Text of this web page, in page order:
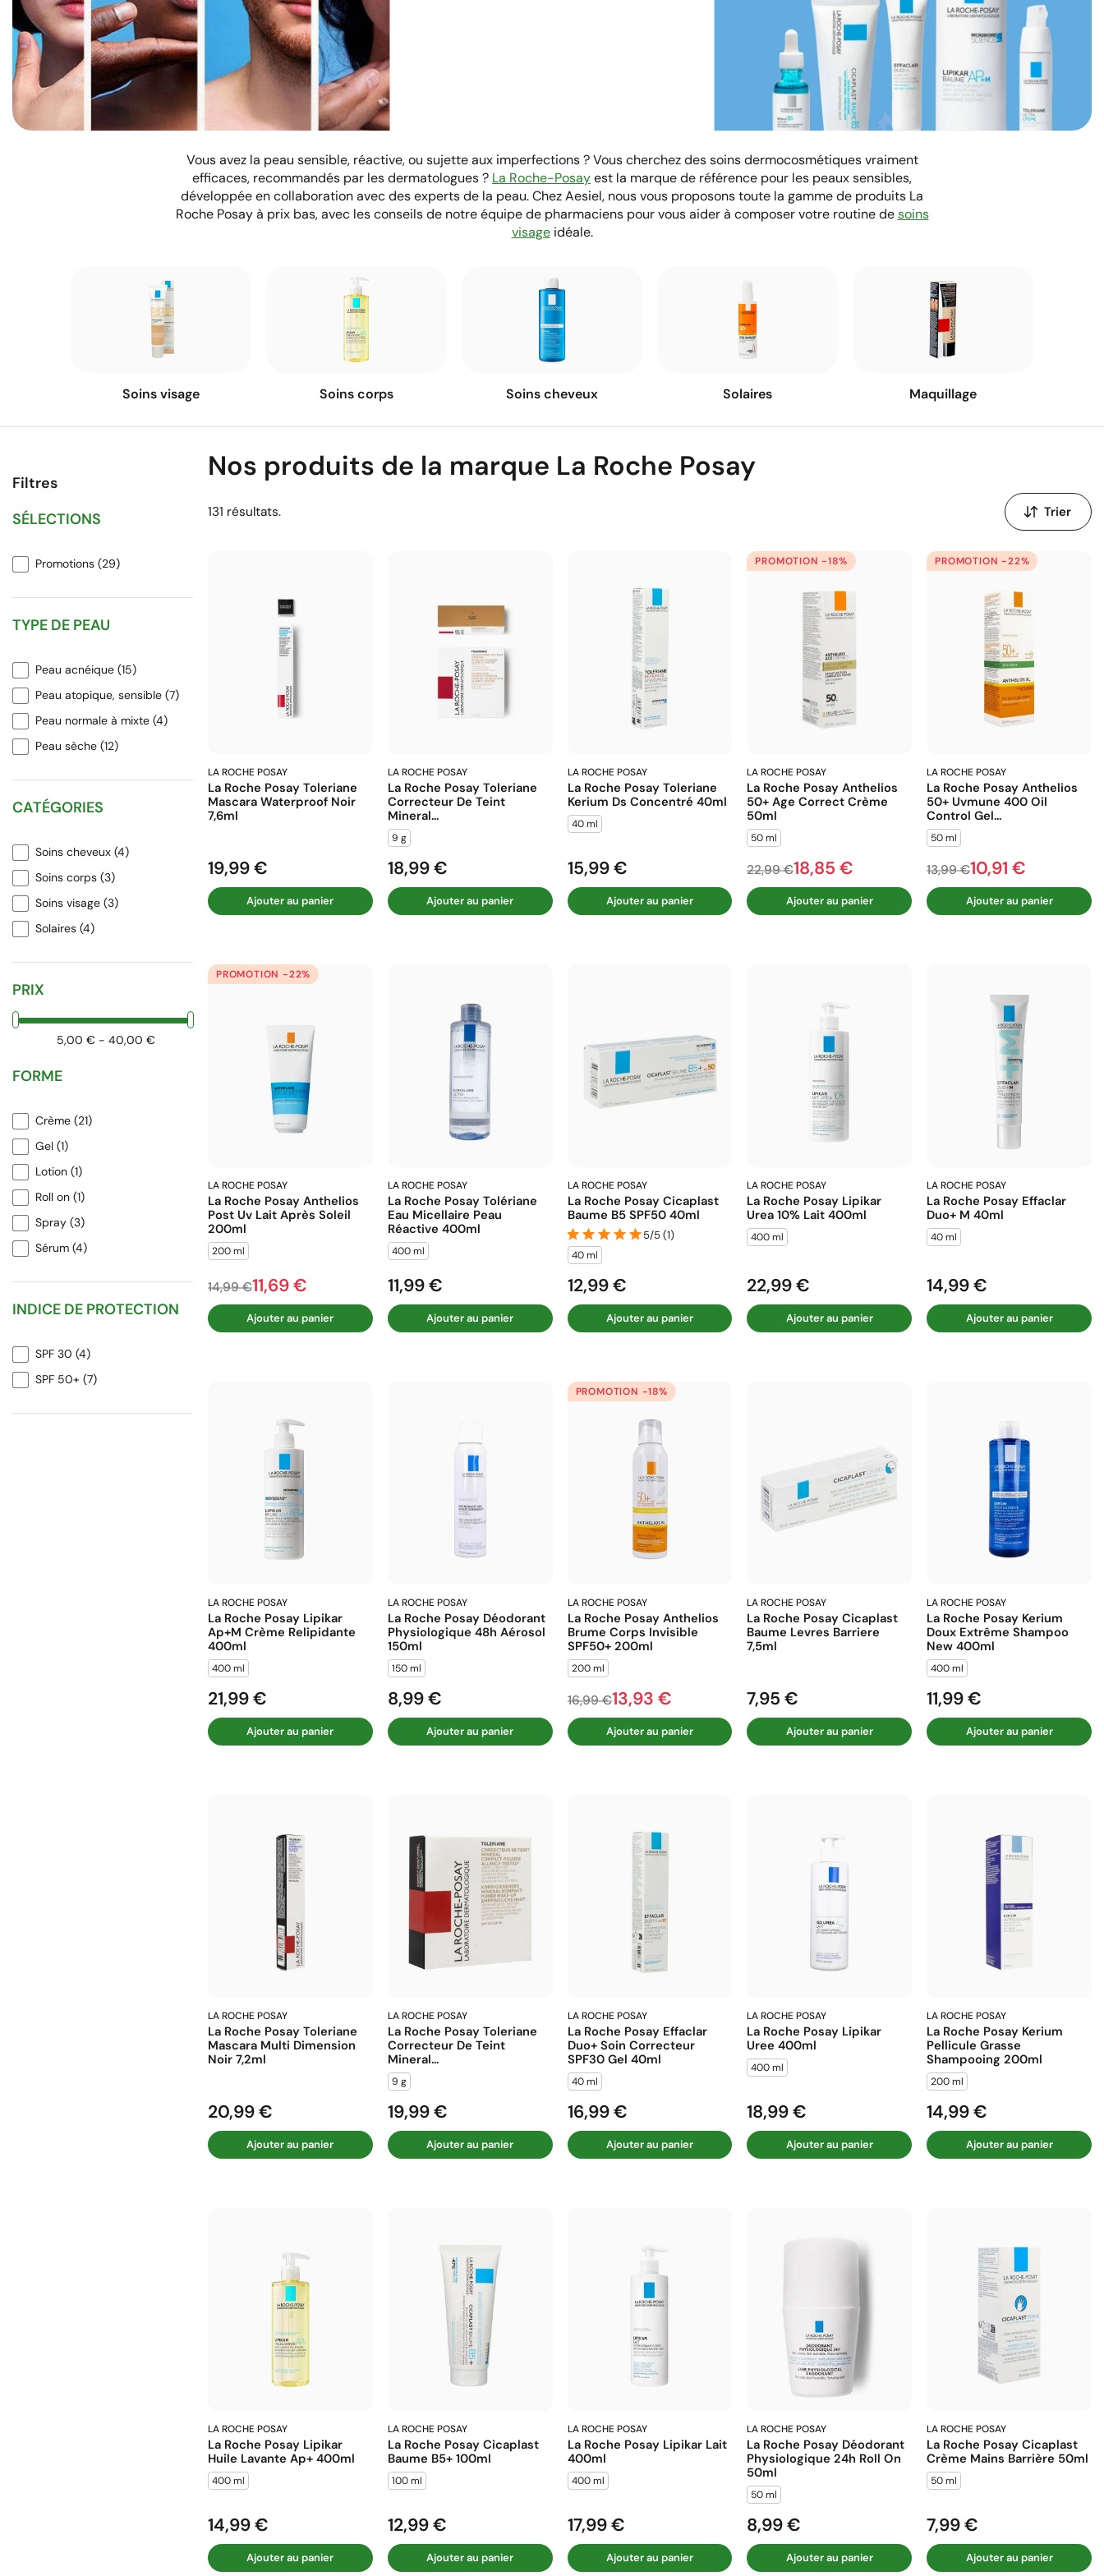
Vous avez la peau sensible, réactive, ou sujette aux imperfections ? Vous cherchez des soins dermocosmétiques vraiment
efficaces, recommandés par les dermatologues ? La Roche-Posayest la marque de référence pour les peaux sensibles,
développée en collaboration avec des experts de la peau. Chez Aesiel, nous vous proposons toute la gamme de produits La
Roche Posay à prix bas, avec les conseils de notre équipe de pharmaciens pour vous aider à composer votre routine desoins
visageidéale.
Soins visage Soins corps Soins cheveux Solaires Maquillage
Filtres
SÉLECTIONS
Promotions (29)
TYPE DE PEAU
Peau acnéique (15)
Peau atopique, sensible (7)
Peau normale à mixte (4)
Peau sèche (12)
CATÉGORIES
Soins cheveux (4)
Soins corps (3)
Soins visage (3)
Solaires (4)
PRIX
5,00 € - 40,00 €
FORME
Crème (21)
Gel (1)
Lotion (1)
Roll on (1)
Spray (3)
Sérum (4)
INDICE DE PROTECTION
SPF 30 (4)
SPF 50+ (7)
Nos produits de la marque La Roche Posay
131 résultats.
Trier
par
LA ROCHE POSAY
La Roche Posay Toleriane
Mascara Waterproof Noir
7,6ml
Prix
19,99 €
Ajouter au panier
LA ROCHE POSAY
La Roche Posay Toleriane
Correcteur De Teint
Mineral...
9 g
Prix
18,99 €
Ajouter au panier
LA ROCHE POSAY
La Roche Posay Toleriane
Kerium Ds Concentré 40ml
40 ml
Prix
15,99 €
Ajouter au panier
PROMOTION -18%
LA ROCHE POSAY
La Roche Posay Anthelios
50+ Age Correct Crème
50ml
50 ml
Prix de base
22,99 €
Prix 18,85 €
Ajouter au panier
PROMOTION -22%
LA ROCHE POSAY
La Roche Posay Anthelios
50+ Uvmune 400 Oil
Control Gel...
50 ml
Prix de base
13,99 €
Prix 10,91 €
Ajouter au panier
PROMOTION -22%
LA ROCHE POSAY
La Roche Posay Anthelios
Post Uv Lait Après Soleil
200ml
200 ml
Prix de base
14,99 €
Prix 11,69 €
Ajouter au panier
LA ROCHE POSAY
La Roche Posay Tolériane
Eau Micellaire Peau
Réactive 400ml
400 ml
Prix
11,99 €
Ajouter au panier
LA ROCHE POSAY
La Roche Posay Cicaplast
Baume B5 SPF50 40ml
5/5 (1)
40 ml
Prix
12,99 €
Ajouter au panier
LA ROCHE POSAY
La Roche Posay Lipikar
Urea 10% Lait 400ml
400 ml
Prix
22,99 €
Ajouter au panier
LA ROCHE POSAY
La Roche Posay Effaclar
Duo+ M 40ml
40 ml
Prix
14,99 €
Ajouter au panier
LA ROCHE POSAY
La Roche Posay Lipikar
Ap+m Crème Relipidante
400ml
400 ml
Prix
21,99 €
Ajouter au panier
LA ROCHE POSAY
La Roche Posay Déodorant
Physiologique 48h Aérosol
150ml
150 ml
Prix
8,99 €
Ajouter au panier
PROMOTION -18%
LA ROCHE POSAY
La Roche Posay Anthelios
Brume Corps Invisible
SPF50+ 200ml
200 ml
Prix de base
16,99 €
Prix 13,93 €
Ajouter au panier
LA ROCHE POSAY
La Roche Posay Cicaplast
Baume Levres Barriere
7,5ml
Prix
7,95 €
Ajouter au panier
LA ROCHE POSAY
La Roche Posay Kerium
Doux Extrême Shampoo
New 400ml
400 ml
Prix
11,99 €
Ajouter au panier
LA ROCHE POSAY
La Roche Posay Toleriane
Mascara Multi Dimension
Noir 7,2ml
Prix
20,99 €
Ajouter au panier
LA ROCHE POSAY
La Roche Posay Toleriane
Correcteur De Teint
Mineral...
9 g
Prix
19,99 €
Ajouter au panier
LA ROCHE POSAY
La Roche Posay Effaclar
Duo+ Soin Correcteur
SPF30 Gel 40ml
40 ml
Prix
16,99 €
Ajouter au panier
LA ROCHE POSAY
La Roche Posay Lipikar
Uree 400ml
400 ml
Prix
18,99 €
Ajouter au panier
LA ROCHE POSAY
La Roche Posay Kerium
Pellicule Grasse
Shampooing 200ml
200 ml
Prix
14,99 €
Ajouter au panier
LA ROCHE POSAY
La Roche Posay Lipikar
Huile Lavante Ap+ 400ml
400 ml
Prix
14,99 €
Ajouter au panier
LA ROCHE POSAY
La Roche Posay Cicaplast
Baume B5+ 100ml
100 ml
Prix
12,99 €
Ajouter au panier
LA ROCHE POSAY
La Roche Posay Lipikar Lait
400ml
400 ml
Prix
17,99 €
Ajouter au panier
LA ROCHE POSAY
La Roche Posay Déodorant
Physiologique 24h Roll On
50ml
50 ml
Prix
8,99 €
Ajouter au panier
LA ROCHE POSAY
La Roche Posay Cicaplast
Crème Mains Barrière 50ml
50 ml
Prix
7,99 €
Ajouter au panier